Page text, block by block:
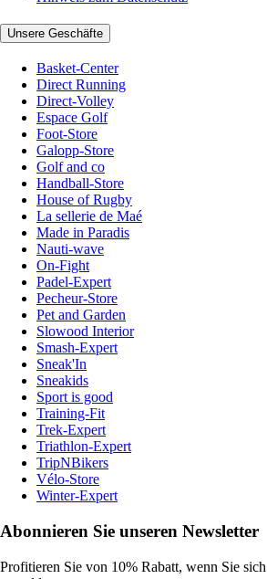
Unsere Geschäfte
Basket-Center
Direct Running
Direct-Volley
Espace Golf
Foot-Store
Galopp-Store
Golf and co
Handball-Store
House of Rugby
La sellerie de Maé
Made in Paradis
Nauti-wave
On-Fight
Padel-Expert
Pecheur-Store
Pet and Garden
Slowood Interior
Smash-Expert
Sneak'In
Sneakids
Sport is good
Training-Fit
Trek-Expert
Triathlon-Expert
TripNBikers
Vélo-Store
Winter-Expert
Abonnieren Sie unseren Newsletter
Profitieren Sie von 10% Rabatt, wenn Sie